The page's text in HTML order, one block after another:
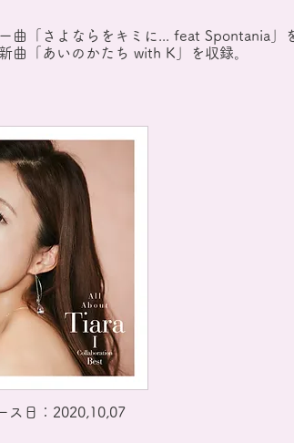
曲「さよならをキミに... feat Spontania」
曲「あいのかたち with K」を収録。
ス日：2020,10,07